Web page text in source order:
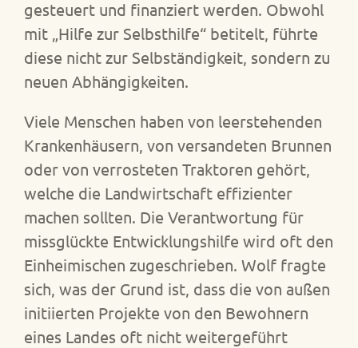
gesteuert und finanziert werden. Obwohl
mit „Hilfe zur Selbsthilfe“ betitelt, führte
diese nicht zur Selbständigkeit, sondern zu
neuen Abhängigkeiten.
Viele Menschen haben von leerstehenden
Krankenhäusern, von versandeten Brunnen
oder von verrosteten Traktoren gehört,
welche die Landwirtschaft effizienter
machen sollten. Die Verantwortung für
missglückte Entwicklungshilfe wird oft den
Einheimischen zugeschrieben. Wolf fragte
sich, was der Grund ist, dass die von außen
initiierten Projekte von den Bewohnern
eines Landes oft nicht weitergeführt